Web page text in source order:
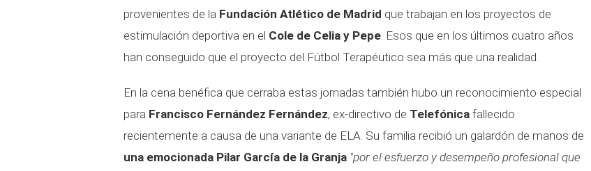
provenientes de la Fundación Atlético de Madrid que trabajan en los proyectos de
estimulación deportiva en el Cole de Celia y Pepe. Esos que en los últimos cuatro años
han conseguido que el proyecto del Fútbol Terapéutico sea más que una realidad.
En la cena benéfica que cerraba estas jornadas también hubo un reconocimiento especial
para Francisco Fernández Fernández, ex-directivo de Telefónica fallecido
recientemente a causa de una variante de ELA. Su familia recibió un galardón de manos de
una emocionada Pilar García de la Granja "por el esfuerzo y desempeño profesional que